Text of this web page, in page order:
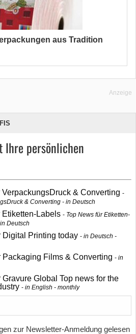
aus Tradition
Anzeige
Ihre persönlichen
& Converting
& Converting - in Deutsch
Labels
Top News für Etiketten-
Deutsch
Printing today
in Deutsch -
Films & Converting
in
Global Top news for the
in English - monthly
zur Newsletter-Anmeldung gelesen